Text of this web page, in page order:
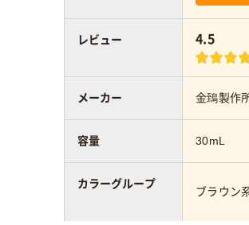
4.5
金鵄製作
30mL
ブラウン
レビュー
メーカー
容量
カラーグループ